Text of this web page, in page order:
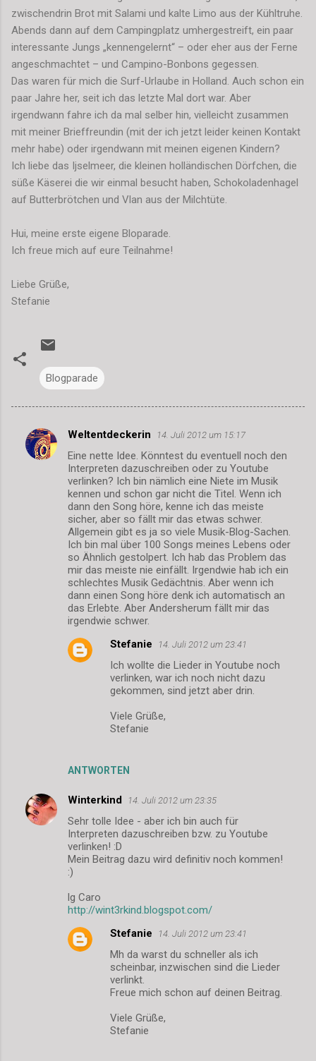
zwischendrin Brot mit Salami und kalte Limo aus der Kühltruhe.
Abends dann auf dem Campingplatz umhergestreift, ein paar
interessante Jungs „kennengelernt“ – oder eher aus der Ferne
angeschmachtet – und Campino-Bonbons gegessen.
Das waren für mich die Surf-Urlaube in Holland. Auch schon ein
paar Jahre her, seit ich das letzte Mal dort war. Aber
irgendwann fahre ich da mal selber hin, vielleicht zusammen
mit meiner Brieffreundin (mit der ich jetzt leider keinen Kontakt
mehr habe) oder irgendwann mit meinen eigenen Kindern?
Ich liebe das Ijselmeer, die kleinen holländischen Dörfchen, die
süße Käserei die wir einmal besucht haben, Schokoladenhagel
auf Butterbrötchen und Vlan aus der Milchtüte.
Hui, meine erste eigene Bloparade.
Ich freue mich auf eure Teilnahme!
Liebe Grüße,
Stefanie
Blogparade
K
o
Weltentdeckerin 14. Juli 2012 um 15:17
Eine nette Idee. Könntest du eventuell noch den
Interpreten dazuschreiben oder zu Youtube
verlinken? Ich bin nämlich eine Niete im Musik
kennen und schon gar nicht die Titel. Wenn ich
dann den Song höre, kenne ich das meiste
sicher, aber so fällt mir das etwas schwer.
Allgemein gibt es ja so viele Musik-Blog-Sachen.
Ich bin mal über 100 Songs meines Lebens oder
so Ähnlich gestolpert. Ich hab das Problem das
mir das meiste nie einfällt. Irgendwie hab ich ein
schlechtes Musik Gedächtnis. Aber wenn ich
dann einen Song höre denk ich automatisch an
das Erlebte. Aber Andersherum fällt mir das
irgendwie schwer.
ANTWORTEN
Stefanie 14. Juli 2012 um 23:41
Ich wollte die Lieder in Youtube noch
verlinken, war ich noch nicht dazu
gekommen, sind jetzt aber drin.
Viele Grüße,
Stefanie
Winterkind 14. Juli 2012 um 23:35
Sehr tolle Idee - aber ich bin auch für
Interpreten dazuschreiben bzw. zu Youtube
verlinken! :D
Mein Beitrag dazu wird definitiv noch kommen!
:)
lg Caro
http://wint3rkind.blogspot.com/
Stefanie 14. Juli 2012 um 23:41
Mh da warst du schneller als ich
scheinbar, inzwischen sind die Lieder
verlinkt.
Freue mich schon auf deinen Beitrag.
Viele Grüße,
Stefanie